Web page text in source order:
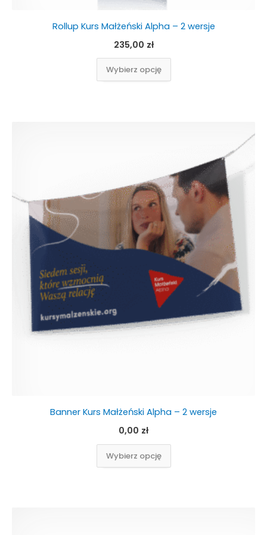
Rollup Kurs Małżeński Alpha – 2 wersje
235,00 zł
Wybierz opcję
Banner Kurs Małżeński Alpha – 2 wersje
0,00 zł
Wybierz opcję
wiele
wariantów.
Opcje
można
wybrać
na
stronie
produktu